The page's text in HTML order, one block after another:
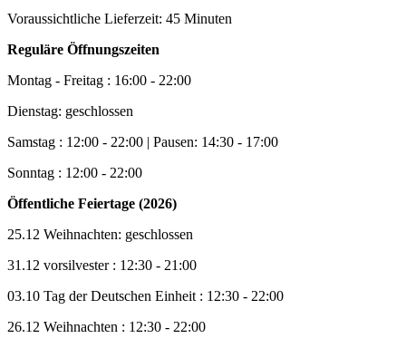
Voraussichtliche Lieferzeit: 45 Minuten
Reguläre Öffnungszeiten
Montag - Freitag : 16:00 - 22:00
Dienstag: geschlossen
Samstag : 12:00 - 22:00 | Pausen: 14:30 - 17:00
Sonntag : 12:00 - 22:00
Öffentliche Feiertage (2026)
25.12 Weihnachten: geschlossen
31.12 vorsilvester : 12:30 - 21:00
03.10 Tag der Deutschen Einheit : 12:30 - 22:00
26.12 Weihnachten : 12:30 - 22:00